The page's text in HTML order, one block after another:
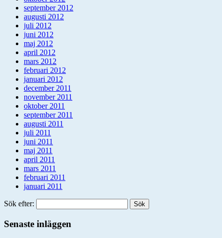
september 2012
augusti 2012
juli 2012
juni 2012
maj 2012
april 2012
mars 2012
februari 2012
januari 2012
december 2011
november 2011
oktober 2011
september 2011
augusti 2011
juli 2011
juni 2011
maj 2011
april 2011
mars 2011
februari 2011
januari 2011
Sök efter:
Senaste inläggen